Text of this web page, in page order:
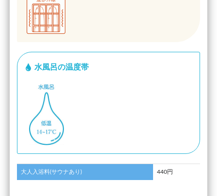
水風呂の温度帯
大人入浴料(サウナあり) 440円